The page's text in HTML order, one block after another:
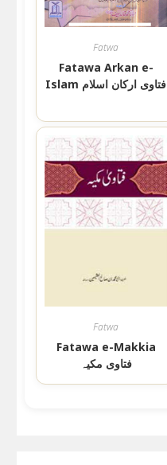
Fatwa
Fatawa Arkan e-
Islam فتاوی ارکان اسلام
Fatwa
Fatawa e-Makkia
فتاوی مکیہ